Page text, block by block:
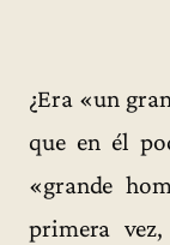
¿Era «un
que en él
«grande
primera